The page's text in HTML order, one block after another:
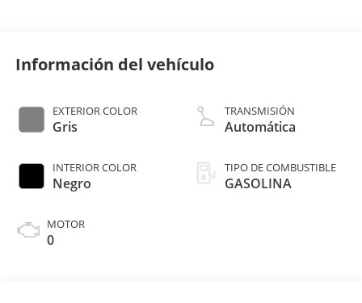
Información del vehículo
EXTERIOR COLOR
Gris
INTERIOR COLOR
Negro
MOTOR
0
TRANSMISIÓN
Automática
TIPO DE COMBUSTIBLE
GASOLINA